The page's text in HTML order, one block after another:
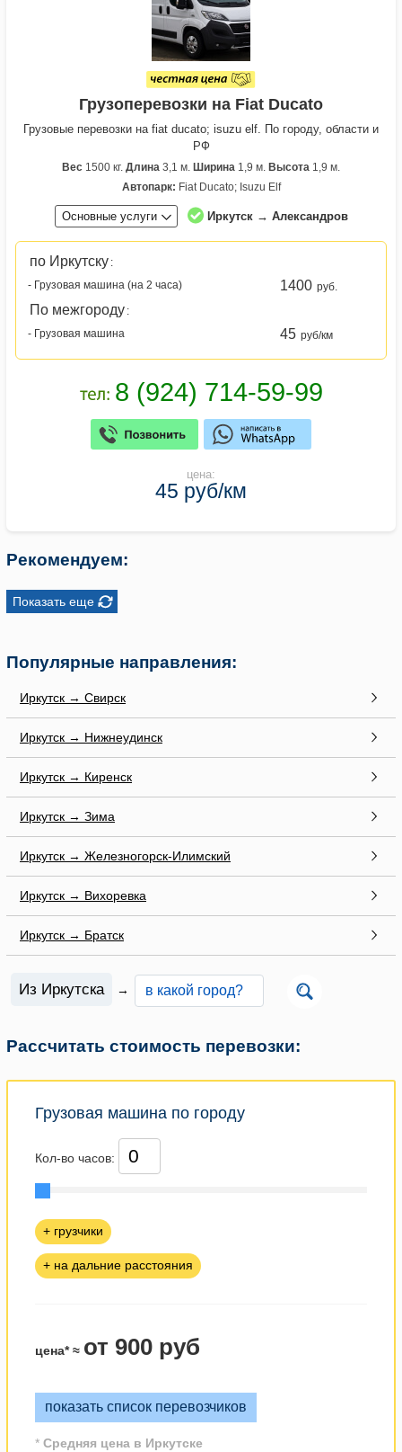
Грузоперевозки на Fiat Ducato
Грузовые перевозки на fiat ducato; isuzu elf. По городу, области и
РФ
Вес 1500 кг. Длина 3,1 м. Ширина 1,9 м. Высота 1,9 м.
Автопарк: Fiat Ducato; Isuzu Elf
Основные услуги Иркутск → Александров
по Иркутску :
- Грузовая машина (на 2 часа)
1400 руб.
По межгороду :
- Грузовая машина
45 руб/км
цена:
45 руб/км
Рекомендуем:
Показать еще
Популярные направления:
Иркутск → Свирск
Иркутск → Нижнеудинск
Иркутск → Киренск
Иркутск → Зима
Иркутск → Железногорск-Илимский
Иркутск → Вихоревка
Иркутск → Братск
Из Иркутска →
Рассчитать стоимость перевозки:
Грузовая машина по городу
Кол-во часов:
+ грузчики
+ на дальние расстояния
цена* ≈ от 900 руб
показать список перевозчиков
* Средняя цена в Иркутске